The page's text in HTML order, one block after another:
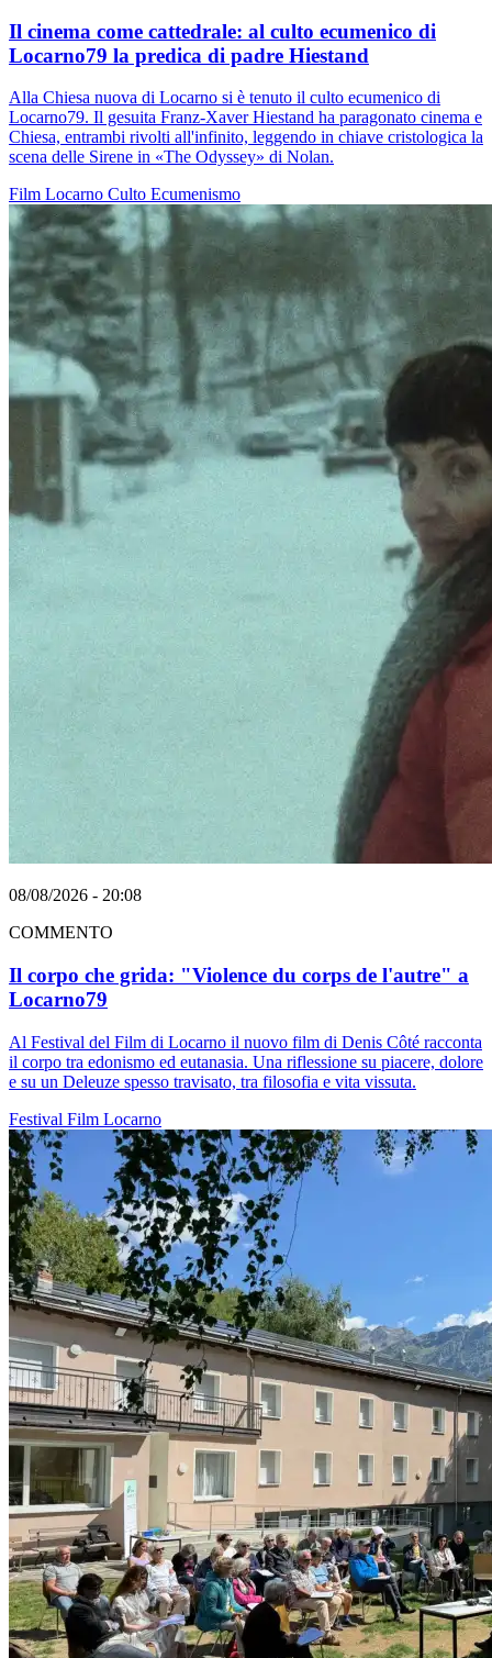
Il cinema come cattedrale: al culto ecumenico di
Locarno79 la predica di padre Hiestand
Alla Chiesa nuova di Locarno si è tenuto il culto ecumenico di
Locarno79. Il gesuita Franz-Xaver Hiestand ha paragonato cinema e
Chiesa, entrambi rivolti all'infinito, leggendo in chiave cristologica la
scena delle Sirene in «The Odyssey» di Nolan.
Film Locarno Culto Ecumenismo
08/08/2026 - 20:08
COMMENTO
Il corpo che grida: "Violence du corps de l'autre" a
Locarno79
Al Festival del Film di Locarno il nuovo film di Denis Côté racconta
il corpo tra edonismo ed eutanasia. Una riflessione su piacere, dolore
e su un Deleuze spesso travisato, tra filosofia e vita vissuta.
Festival Film Locarno